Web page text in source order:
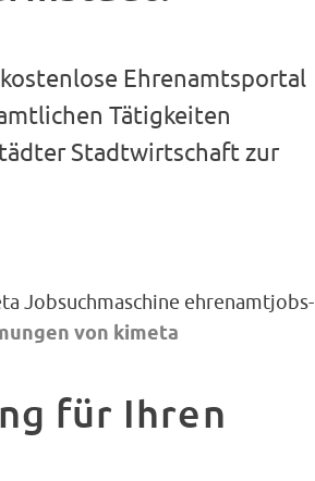
Ehrenamtsportal
Tätigkeiten
Stadtwirtschaft zur
Jobsuchmaschine ehrenamtjobs-
von kimeta
für Ihren